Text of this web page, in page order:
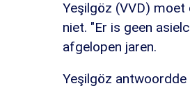
Yeşilgöz (VVD)
niet. "Er is geen
afgelopen jaren.
Yeşilgöz